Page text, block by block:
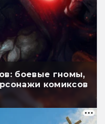
боевые гномы,
комиксов